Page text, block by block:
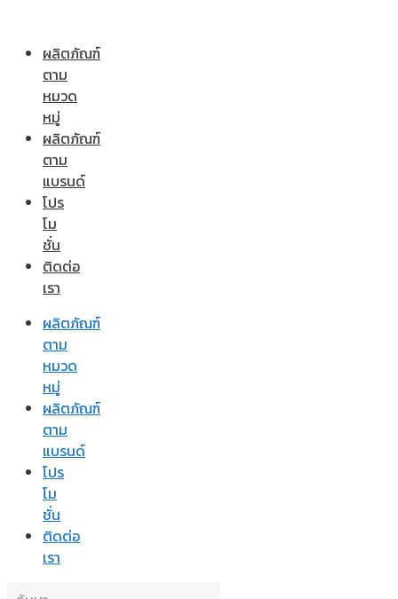
ผลิตภัณฑ์
ตาม
หมวด
หมู่
ผลิตภัณฑ์
ตาม
แบรนด์
โปร
โม
ชั่น
ติดต่อ
เรา
ผลิตภัณฑ์
ตาม
หมวด
หมู่
ผลิตภัณฑ์
ตาม
แบรนด์
โปร
โม
ชั่น
ติดต่อ
เรา